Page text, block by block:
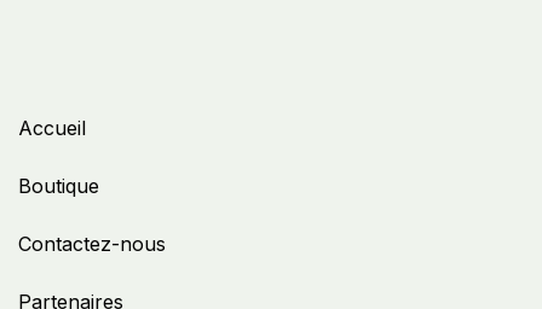
Accueil
Boutique
Contactez-nous
Partenaires